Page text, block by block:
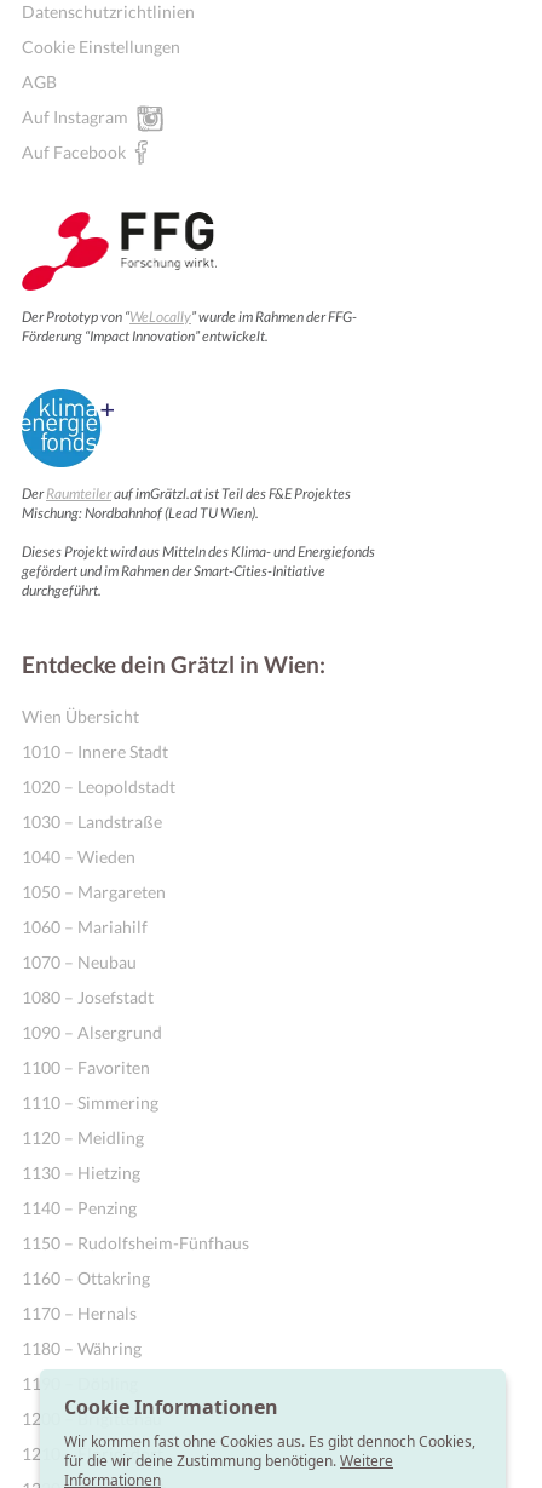
Datenschutzrichtlinien
Cookie Einstellungen
AGB
Auf Instagram
Auf Facebook
Der Prototyp von “WeLocally” wurde im Rahmen der FFG-
Förderung “Impact Innovation” entwickelt.
DerRaumteilerauf imGrätzl.at ist Teil des F&E Projektes
Mischung: Nordbahnhof (Lead TU Wien).
Dieses Projekt wird aus Mitteln des Klima- und Energiefonds
gefördert und im Rahmen der Smart-Cities-Initiative
durchgeführt.
Entdecke dein Grätzl in Wien:
Wien Übersicht
1010 – Innere Stadt
1020 – Leopoldstadt
1030 – Landstraße
1040 – Wieden
1050 – Margareten
1060 – Mariahilf
1070 – Neubau
1080 – Josefstadt
1090 – Alsergrund
1100 – Favoriten
1110 – Simmering
1120 – Meidling
1130 – Hietzing
1140 – Penzing
1150 – Rudolfsheim-Fünfhaus
1160 – Ottakring
1170 – Hernals
1180 – Währing
1190 – Döbling
1200 – Brigittenau
1210 – Floridsdorf
Cookie Informationen
Wir kommen fast ohne Cookies aus. Es gibt dennoch Cookies,
für die wir deine Zustimmung benötigen.Weitere
Informationen